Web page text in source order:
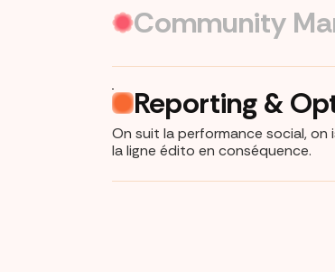
Community
Reporting &
On suit la performance social, on
la ligne édito en conséquence.